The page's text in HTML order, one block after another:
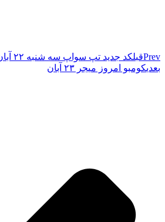
Prevقبلکد جدید تپ سواپ سه شنبه ۲۲ آبان
بعدیکومبو امروز میجر ۲۳ آبان